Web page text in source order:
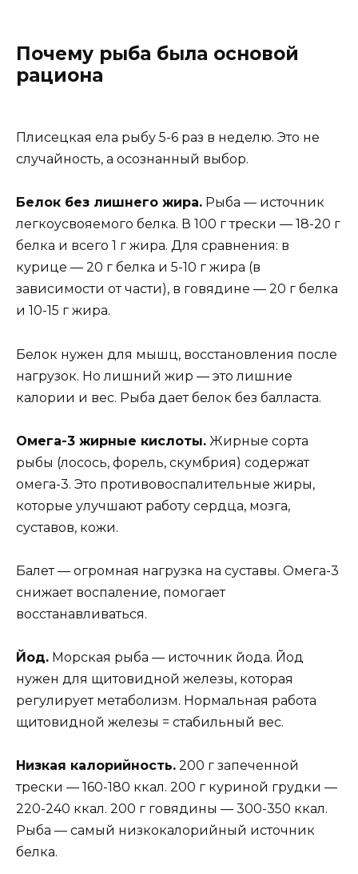
Почему рыба была основой
рациона
Плисецкая ела рыбу 5-6 раз в неделю. Это не
случайность, а осознанный выбор.
Белок без лишнего жира. Рыба — источник
легкоусвояемого белка. В 100 г трески — 18-20 г
белка и всего 1 г жира. Для сравнения: в
курице — 20 г белка и 5-10 г жира (в
зависимости от части), в говядине — 20 г белка
и 10-15 г жира.
Белок нужен для мышц, восстановления после
нагрузок. Но лишний жир — это лишние
калории и вес. Рыба дает белок без балласта.
Омега-3 жирные кислоты. Жирные сорта
рыбы (лосось, форель, скумбрия) содержат
омега-3. Это противовоспалительные жиры,
которые улучшают работу сердца, мозга,
суставов, кожи.
Балет — огромная нагрузка на суставы. Омега-3
снижает воспаление, помогает
восстанавливаться.
Йод. Морская рыба — источник йода. Йод
нужен для щитовидной железы, которая
регулирует метаболизм. Нормальная работа
щитовидной железы = стабильный вес.
Низкая калорийность. 200 г запеченной
трески — 160-180 ккал. 200 г куриной грудки —
220-240 ккал. 200 г говядины — 300-350 ккал.
Рыба — самый низкокалорийный источник
белка.